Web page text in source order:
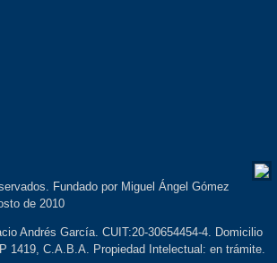
Fundado por Miguel Ángel Gómez
de 2010
Andrés García. CUIT:20-30654454-4. Domicilio
1419, C.A.B.A. Propiedad Intelectual: en trámite.